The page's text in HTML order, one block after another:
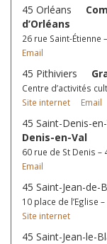
45 Orléans
d’Orléans
26 rue Saint-Étienne
Email
45 Pithiviers
Centre d’activités
Site internet
Email
45 Saint-Denis-
Denis-en-Val
60 rue de St Denis –
Email
45 Saint-Jean-
10 place de l’Eglise
Site internet
45 Saint-Jean-le-